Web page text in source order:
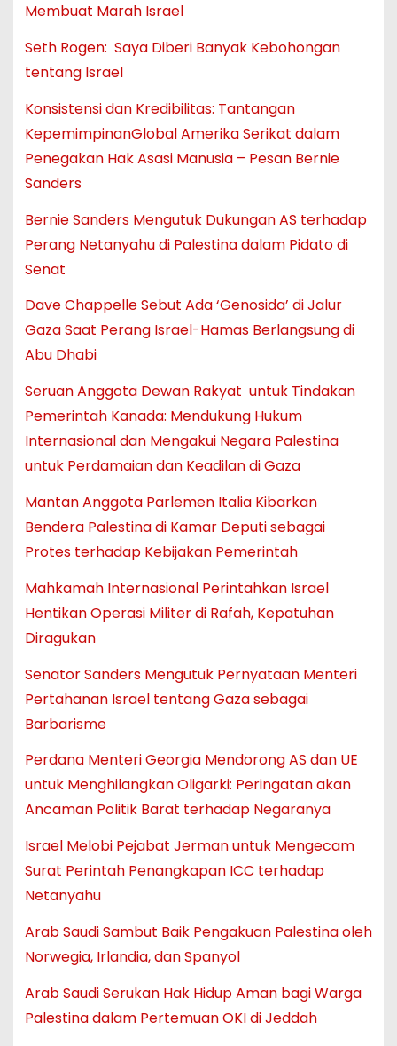
Membuat Marah Israel
Seth Rogen: Saya Diberi Banyak Kebohongan
tentang Israel
Konsistensi dan Kredibilitas: Tantangan
KepemimpinanGlobal Amerika Serikat dalam
Penegakan Hak Asasi Manusia – Pesan Bernie
Sanders
Bernie Sanders Mengutuk Dukungan AS terhadap
Perang Netanyahu di Palestina dalam Pidato di
Senat
Dave Chappelle Sebut Ada ‘Genosida’ di Jalur
Gaza Saat Perang Israel-Hamas Berlangsung di
Abu Dhabi
Seruan Anggota Dewan Rakyat untuk Tindakan
Pemerintah Kanada: Mendukung Hukum
Internasional dan Mengakui Negara Palestina
untuk Perdamaian dan Keadilan di Gaza
Mantan Anggota Parlemen Italia Kibarkan
Bendera Palestina di Kamar Deputi sebagai
Protes terhadap Kebijakan Pemerintah
Mahkamah Internasional Perintahkan Israel
Hentikan Operasi Militer di Rafah, Kepatuhan
Diragukan
Senator Sanders Mengutuk Pernyataan Menteri
Pertahanan Israel tentang Gaza sebagai
Barbarisme
Perdana Menteri Georgia Mendorong AS dan UE
untuk Menghilangkan Oligarki: Peringatan akan
Ancaman Politik Barat terhadap Negaranya
Israel Melobi Pejabat Jerman untuk Mengecam
Surat Perintah Penangkapan ICC terhadap
Netanyahu
Arab Saudi Sambut Baik Pengakuan Palestina oleh
Norwegia, Irlandia, dan Spanyol
Arab Saudi Serukan Hak Hidup Aman bagi Warga
Palestina dalam Pertemuan OKI di Jeddah